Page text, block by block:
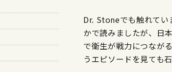
Dr. Stoneでも触れてい
かで読みましたが、日
で衛生が戦力につなが
うエピソードを見ても